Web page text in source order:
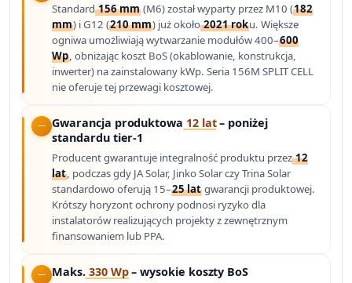
Standard156 mm (M6) został wyparty przez M10 (182
mm) i G12 (210 mm) już około2021 roku. Większe
ogniwa umożliwiają wytwarzanie modułów 400–600
Wp, obniżając koszt BoS (okablowanie, konstrukcja,
inwerter) na zainstalowany kWp. Seria 156M SPLIT CELL
nie oferuje tej przewagi kosztowej.
Gwarancja produktowa 12 lat– poniżej
standardu tier-1
Producent gwarantuje integralność produktu przez12
lat, podczas gdy JA Solar, Jinko Solar czy Trina Solar
standardowo oferują 15–25 lat gwarancji produktowej.
Krótszy horyzont ochrony podnosi ryzyko dla
instalatorów realizujących projekty z zewnętrznym
finansowaniem lub PPA.
Maks. 330 Wp– wysokie koszty BoS